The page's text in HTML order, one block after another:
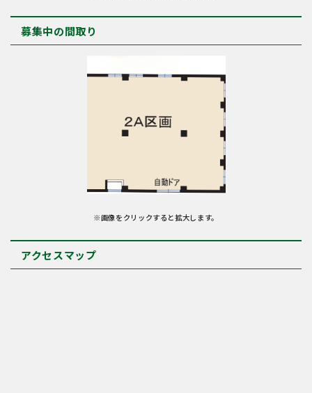
募集中の間取り
※画像をクリックすると拡大します。
アクセスマップ